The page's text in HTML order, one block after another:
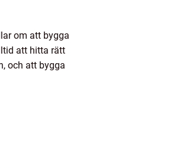
om att bygga
att hitta rätt
och att bygga